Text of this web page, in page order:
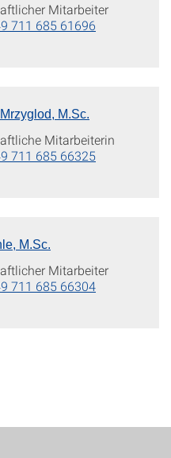
Mitarbeiter
711 685 61696
M.Sc.
Mitarbeiterin
711 685 66325
M.Sc.
Mitarbeiter
711 685 66304